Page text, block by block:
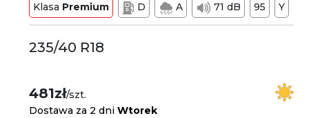
Klasa Premium D A 71 dB 95 Y
235/40 R18
481zł/szt.
Dostawa za 2 dniWtorek